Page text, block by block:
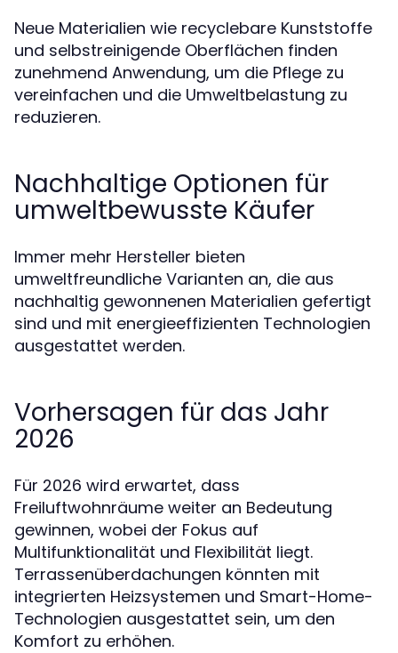
Neue Materialien wie recyclebare Kunststoffe
und selbstreinigende Oberflächen finden
zunehmend Anwendung, um die Pflege zu
vereinfachen und die Umweltbelastung zu
reduzieren.
Nachhaltige Optionen für
umweltbewusste Käufer
Immer mehr Hersteller bieten
umweltfreundliche Varianten an, die aus
nachhaltig gewonnenen Materialien gefertigt
sind und mit energieeffizienten Technologien
ausgestattet werden.
Vorhersagen für das Jahr
2026
Für 2026 wird erwartet, dass
Freiluftwohnräume weiter an Bedeutung
gewinnen, wobei der Fokus auf
Multifunktionalität und Flexibilität liegt.
Terrassenüberdachungen könnten mit
integrierten Heizsystemen und Smart-Home-
Technologien ausgestattet sein, um den
Komfort zu erhöhen.